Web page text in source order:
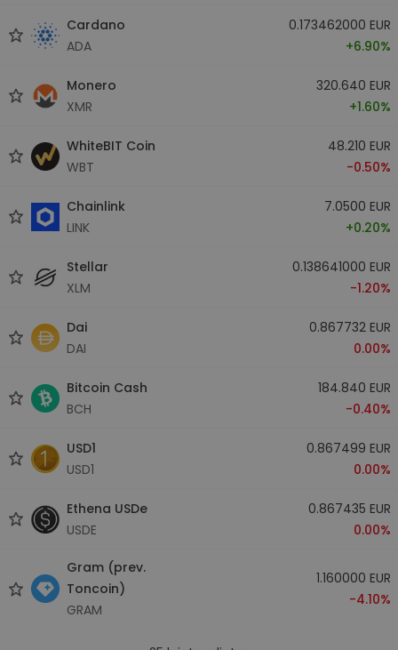
Cardano
ADA
0.173462000 EUR
+6.90%
Monero
XMR
320.640 EUR
+1.60%
WhiteBIT Coin
WBT
48.210 EUR
-0.50%
Chainlink
LINK
7.0500 EUR
+0.20%
Stellar
XLM
0.138641000 EUR
-1.20%
Dai
DAI
0.867732 EUR
0.00%
Bitcoin Cash
BCH
184.840 EUR
-0.40%
USD1
USD1
0.867499 EUR
0.00%
Ethena USDe
USDE
0.867435 EUR
0.00%
Gram (prev.
Toncoin)
GRAM
1.160000 EUR
-4.10%